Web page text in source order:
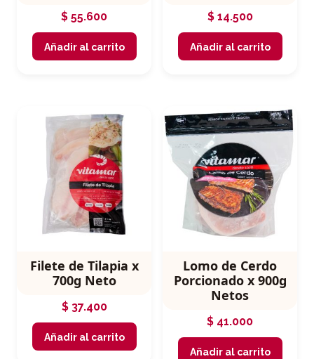
$ 55.600
Añadir al carrito
$14.500
Añadir al carrito
Filete de Tilapia x
700g Neto
$37.400
Añadir al carrito
Lomo de Cerdo
Porcionado x 900g
Netos
$ 41.000
Añadir al carrito